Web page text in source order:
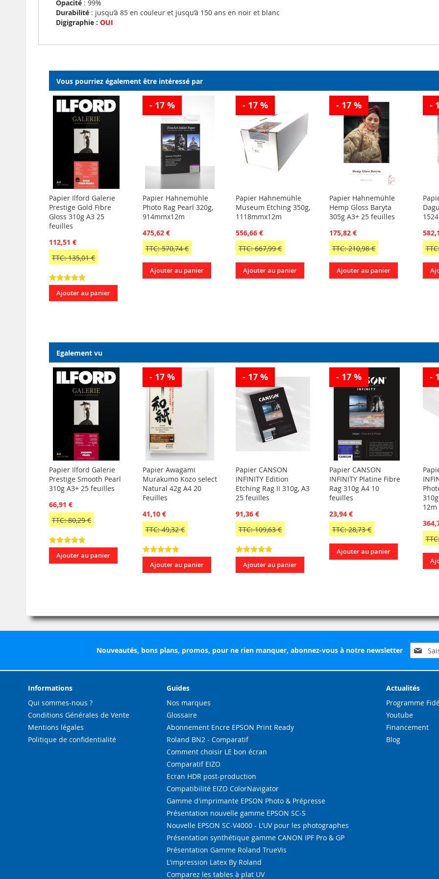
Opacité : 99%
Durabilité : jusqu’à 85 en couleur et jusqu’à 150 ans en noir et blanc
Digigraphie : OUI
Vous pourriez également être intéressé par
Papier Ilford Galerie
Prestige Gold Fibre
Gloss 310g A3 25
feuilles
112,51 €
TTC: 135,01 €
Ajouter au panier
- 17 %
Papier Hahnemühle
Photo Rag Pearl 320g,
914mmx12m
475,62 €
TTC: 570,74 €
Ajouter au panier
- 17 %
Papier Hahnemühle
Museum Etching 350g,
1118mmx12m
556,66 €
TTC: 667,99 €
Ajouter au panier
- 17 %
Papier Hahnemühle
Hemp Gloss Baryta
305g A3+ 25 feuilles
175,82 €
TTC: 210,98 €
Ajouter au panier
-
Egalement vu
Papier Ilford Galerie
Prestige Smooth Pearl
310g A3+ 25 feuilles
66,91 €
TTC: 80,29 €
Ajouter au panier
- 17 %
Papier Awagami
Murakumo Kozo select
Natural 42g A4 20
Feuilles
41,10 €
TTC: 49,32 €
Ajouter au panier
- 17 %
Papier CANSON
INFINITY Edition
Etching Rag II 310g, A3
25 feuilles
91,36 €
TTC: 109,63 €
Ajouter au panier
- 17 %
Papier CANSON
INFINITY Platine Fibre
Rag 310g A4 10
feuilles
23,94 €
TTC: 28,73 €
Ajouter au panier
-
12m
Nouveautés, bons plans, promos, pour ne rien manquer, abonnez-vous à notre newsletter
à
Informations
Qui sommes-nous ?
Conditions Générales de Vente
Mentions légales
Politique de confidentialité
Guides
Nos marques
Glossaire
Abonnement Encre EPSON Print Ready
Roland BN2 - Comparatif
Comment choisir LE bon écran
Comparatif EIZO
Ecran HDR post-production
Compatibilité EIZO ColorNavigator
Gamme d'imprimante EPSON Photo & Prépresse
Présentation nouvelle gamme EPSON SC-S
Nouvelle EPSON SC-V4000 - L'UV pour les photographes
Présentation synthétique gamme CANON IPF Pro & GP
Présentation Gamme Roland TrueVis
L'impression Latex By Roland
Comparez les tables à plat UV
Actualités
Programme
Youtube
Financement
Blog